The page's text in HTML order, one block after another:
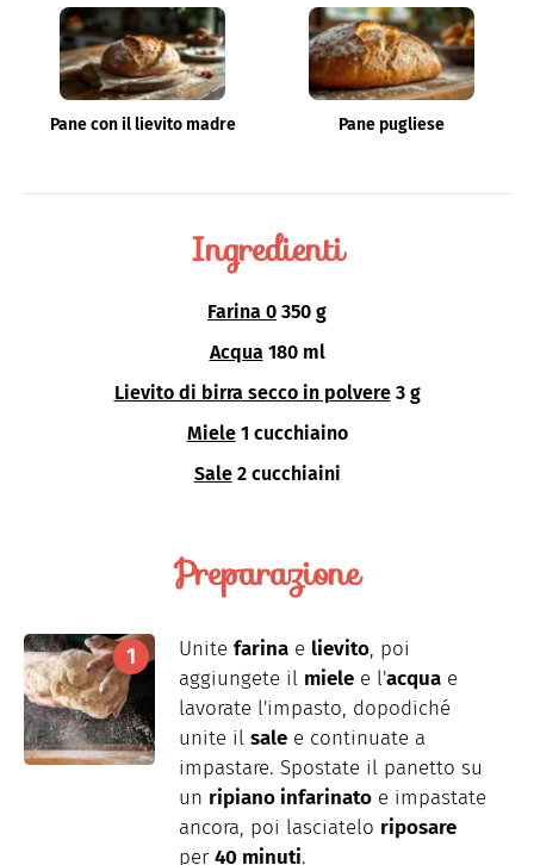
Pane con il lievito madre Pane pugliese
Ingredienti
Farina 0 350 g
Acqua 180 ml
Lievito di birra secco in polvere 3 g
Miele 1 cucchiaino
Sale 2 cucchiaini
Preparazione
Unite farina e lievito, poi
aggiungete il miele e l'acqua e
lavorate l'impasto, dopodiché
unite il sale e continuate a
impastare. Spostate il panetto su
un ripiano infarinato e impastate
ancora, poi lasciatelo riposare
per 40 minuti.